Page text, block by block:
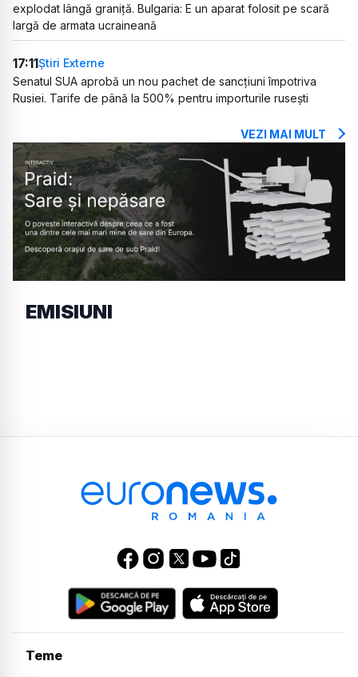
explodat lângă graniță. Bulgaria: E un aparat folosit pe scară
largă de armata ucraineană
17:11Știri Externe
Senatul SUA aprobă un nou pachet de sancțiuni împotriva
Rusiei. Tarife de până la 500% pentru importurile rusești
VEZI MAI MULT
EMISIUNI
Teme